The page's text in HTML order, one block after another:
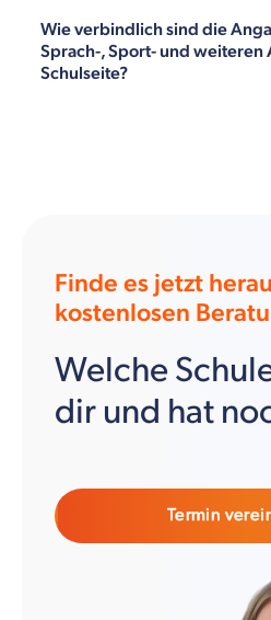
Wie verbindlich sind die
Sprach-, Sport- und
Schulseite?
Finde es jetzt
kostenlosen
Welche
dir und hat
Termin